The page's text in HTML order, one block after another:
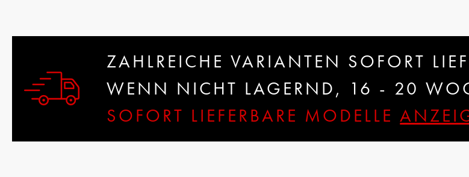
ZAHLREICHE VARIANTEN SOFORT
WENN NICHT LAGERND, 16 - 20
SOFORT LIEFERBARE MODELLE